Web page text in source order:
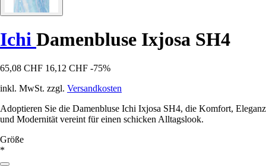
Ichi Damenbluse Ixjosa SH4
65,08 CHF 16,12 CHF -75%
inkl. MwSt. zzgl. Versandkosten
Adoptieren Sie die Damenbluse Ichi Ixjosa SH4, die Komfort, Eleganz
und Modernität vereint für einen schicken Alltagslook.
Größe
*